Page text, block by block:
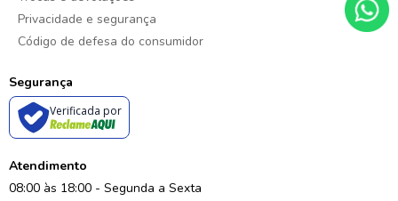
Privacidade e segurança
Código de defesa do consumidor
Segurança
Verificada por
Atendimento
08:00 às 18:00 - Segunda a Sexta